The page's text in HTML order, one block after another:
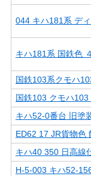
044 キハ181系 デ
キハ181系 国鉄色
国鉄103系クモハ
国鉄103 クモハ103
キハ52-0番台 旧塗
ED62 17 JR貨物色
キハ40 350 日高線
H-5-003 キハ52-